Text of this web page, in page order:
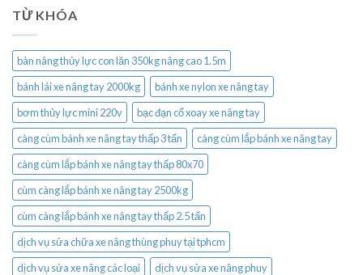
TỪ KHÓA
bàn nâng thủy lực con lăn 350kg nâng cao 1.5m
bánh lái xe nâng tay 2000kg
bánh xe nylon xe nâng tay
bơm thủy lực mini 220v
bạc đạn cổ xoay xe nâng tay
càng cùm bánh xe nâng tay thấp 3 tấn
càng cùm lắp bánh xe nâng tay
càng cùm lắp bánh xe nâng tay thấp 80x70
cùm càng lắp bánh xe nâng tay 2500kg
cùm càng lắp bánh xe nâng tay thấp 2.5 tấn
dịch vụ sửa chữa xe nâng thùng phuy tại tphcm
dịch vụ sửa xe nâng các loại
dịch vụ sửa xe nâng phuy